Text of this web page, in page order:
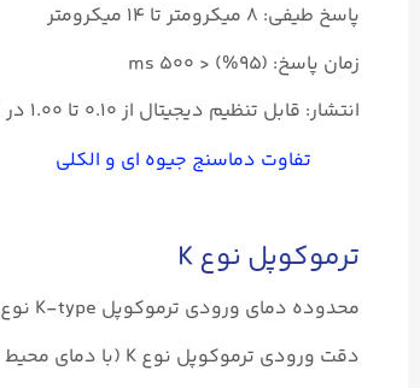
پاسخ طیفی: ۸ میکرومتر تا ۱۴ میکرومتر
زمان پاسخ: (۹۵%) < ۵۰۰ ms
انتشار: قابل تنظیم دیجیتال از ۰.۱۰ تا ۱.۰۰ در ۰.۰۱ یا از طریق جدول داخلی مواد معمولی
تفاوت دماسنج جیوه ای و الکلی
ترموکوپل نوع K
محدوده دمای ورودی ترموکوپل K-type نوع: ۲۷۰- تا ۱۳۷۲ درجه سانتی گراد (۴۵۴- تا ۲۵۰۱ درجه فارنهایت)
دقت ورودی ترموکوپل نوع K (با دمای محیط ۲ ± ۲۳ درجه سانتیگراد):